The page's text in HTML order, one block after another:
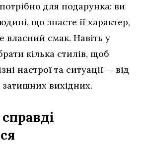
для подарунка: ви
що знаєте її характер,
власний смак. Навіть у
кілька стилів, щоб
настрої та ситуації — від
вихідних.